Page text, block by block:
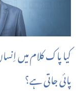
کیا پاک کلام میں
پائی جاتی ہے؟‏